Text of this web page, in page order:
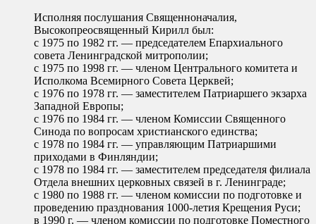
Исполняя послушания Священноначалия,
Высокопреосвященный Кирилл был:
с 1975 по 1982 гг. — председателем Епархиального
совета Ленинградской митрополии;
с 1975 по 1998 гг. — членом Центрального комитета и
Исполкома Всемирного Совета Церквей;
с 1976 по 1978 гг. — заместителем Патриаршего экзарха
Западной Европы;
с 1976 по 1984 гг. — членом Комиссии Священного
Синода по вопросам христианского единства;
c 1978 по 1984 гг. — управляющим Патриаршими
приходами в Финляндии;
с 1978 по 1984 гг. — заместителем председателя филиала
Отдела внешних церковных связей в г. Ленинграде;
с 1980 по 1988 гг. — членом комиссии по подготовке и
проведению празднования 1000-летия Крещения Руси;
в 1990 г. — членом комиссии по подготовке Поместного